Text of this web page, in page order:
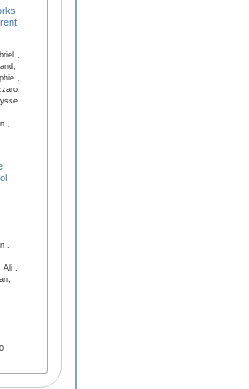
,
,
,
,
Ali ,